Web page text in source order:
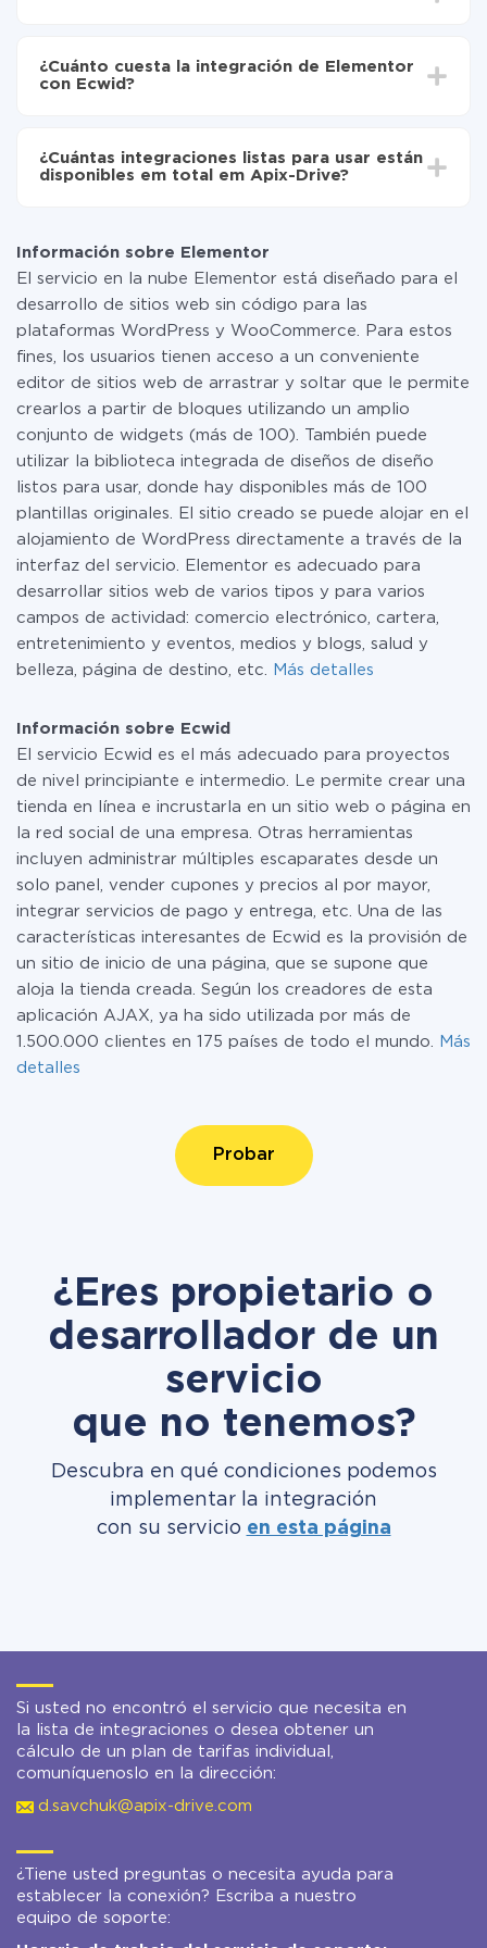
de Elementor a Ecwid
oscilar entre 5 y 30 minutos. En promedio, la
configuración tarda entre 10 y 15 minutos.
¿Cuánto cuesta la integración de Elementor
con Ecwid?
tarifas. Usted solo paga por la cantidad de datos que
realmente se transfieren de uno de sus sistemas a otro
manera segura un plan de tarifa gratuita o cambiar a
uno de pago, si es necesario. Más detalles sobre
tarifas.
¿Cuántas integraciones listas para usar están
disponibles em total em Apix-Drive?
Información sobre Elementor
El servicio en la nube Elementor está diseñado para el
desarrollo de sitios web sin código para las
plataformas WordPress y WooCommerce. Para estos
fines, los usuarios tienen acceso a un conveniente
editor de sitios web de arrastrar y soltar que le permite
crearlos a partir de bloques utilizando un amplio
conjunto de widgets (más de 100). También puede
utilizar la biblioteca integrada de diseños de diseño
listos para usar, donde hay disponibles más de 100
plantillas originales. El sitio creado se puede alojar en el
alojamiento de WordPress directamente a través de la
interfaz del servicio. Elementor es adecuado para
desarrollar sitios web de varios tipos y para varios
campos de actividad: comercio electrónico, cartera,
entretenimiento y eventos, medios y blogs, salud y
belleza, página de destino, etc.
Más detalles
Información sobre Ecwid
El servicio Ecwid es el más adecuado para proyectos
de nivel principiante e intermedio. Le permite crear una
tienda en línea e incrustarla en un sitio web o página en
la red social de una empresa. Otras herramientas
incluyen administrar múltiples escaparates desde un
solo panel, vender cupones y precios al por mayor,
integrar servicios de pago y entrega, etc. Una de las
características interesantes de Ecwid es la provisión de
un sitio de inicio de una página, que se supone que
aloja la tienda creada. Según los creadores de esta
aplicación AJAX, ya ha sido utilizada por más de
1.500.000 clientes en 175 países de todo el mundo.
Más
detalles
Probar
¿Eres propietario o
desarrollador de un
servicio
que no tenemos?
Descubra en qué condiciones podemos
implementar la integración
con su servicio en esta página
Si usted no encontró el servicio que necesita en
la lista de integraciones o desea obtener un
cálculo de un plan de tarifas individual,
comuníquenoslo en la dirección:
d.savchuk@apix-drive.com
¿Tiene usted preguntas o necesita ayuda para
establecer la conexión? Escriba a nuestro
equipo de soporte: